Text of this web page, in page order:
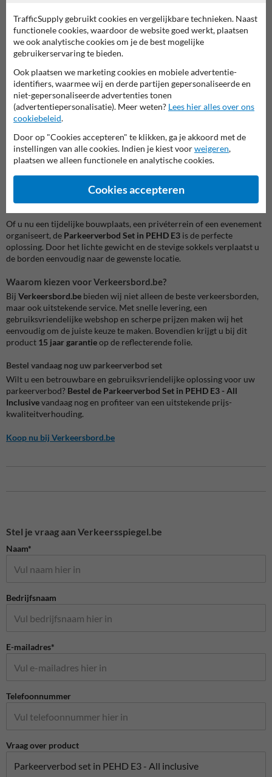
3. Licht in gewicht, hoog in kwaliteit
Gemaakt van PEHD-kunststof, zijn deze borden extreem
gewichtmaar toch robuust en weerbestendig. Dankzij de hoge
kwaliteit van het materiaal blijven de borden jarenlang in
topconditie, zelfs bij intensief gebruik en blootstelling aan
weersinvloeden.
Wat zit er in de set?
parkeerverbod:
Twee PEHD verkeersbordenmet reflecterende voorzijde en anti-
graffiti coating.
Twee kunststof sokkels(15 kg per stuk) voor optimale stabiliteit.
van Uni-Posca voor extra aanduidingen.
Of u nu een tijdelijke bouwplaats, een privéterrein of een evenement
organiseert, de Parkeerverbod Set in PEHD E3 is de perfecte
oplossing. Door het lichte gewicht en de stevige sokkels verplaatst u
de borden eenvoudig naar de gewenste locatie.
Waarom kiezen voor Verkeersbord.be?
Bij Verkeersbord.be bieden wij niet alleen de beste verkeersborden,
maar ook uitstekende service. Met snelle levering, een
gebruiksvriendelijke webshop en scherpe prijzen maken wij het
eenvoudig om de juiste keuze te maken. Bovendien krijgt u bij dit
product 15 jaar garantieop de reflecterende folie.
Bestel vandaag nog uw parkeerverbod set
Wilt u een betrouwbare en gebruiksvriendelijke oplossing voor uw
parkeerverbod? Bestel de Parkeerverbod Set in PEHD E3 - All
Inclusivevandaag nog en profiteer van een uitstekende prijs-
kwaliteitverhouding.
Koop nu bij Verkeersbord.be
Stel je vraag aan Verkeersspiegel.be
Naam*
Bedrijfsnaam
E-mailadres*
Telefoonnummer
Vraag over product
TrafficSupply gebruikt cookies en vergelijkbare technieken. Naast
functionele cookies, waardoor de website goed werkt, plaatsen
we ook analytische cookies om je de best mogelijke
gebruikerservaring te bieden.
Ook plaatsen we marketing cookies en mobiele advertentie-
identifiers, waarmee wij en derde partijen gepersonaliseerde en
niet-gepersonaliseerde advertenties tonen
(advertentiepersonalisatie). Meer weten? Lees hier alles over ons
cookiebeleid.
Door op "Cookies accepteren" te klikken, ga je akkoord met de
instellingen van alle cookies. Indien je kiest voorweigeren,
plaatsen we alleen functionele en analytische cookies.
Cookies accepteren